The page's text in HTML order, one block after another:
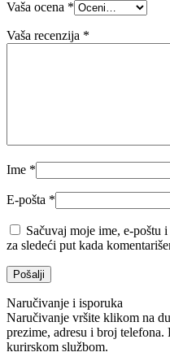
Vaša ocena *
Vaša recenzija *
Ime *
E-pošta *
Sačuvaj moje ime, e-poštu
za sledeći put kada
Naručivanje i isporuka
Naručivanje vršite klikom na
prezime, adresu i broj
kurirskom službom.